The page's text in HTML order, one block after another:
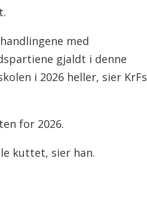
med
gjaldt i denne
i 2026 heller, sier KrFs
for 2026.
kuttet, sier han.